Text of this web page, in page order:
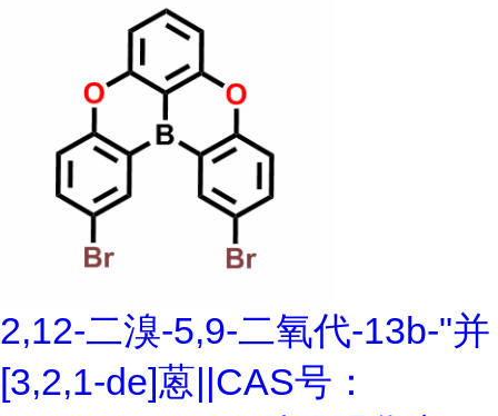
2,12-二溴-5,9-二氧代-13b-"并
[3,2,1-de]蒽||CAS号：